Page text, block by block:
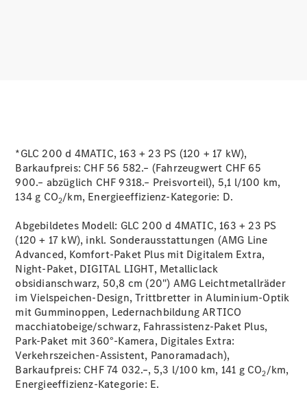
Versicherung
Mercedes-
Benz Rent
Mercedes-
Benz Apps
2G und 3G
Netzabschaltung
Betriebsanleitungen
Support &
Kontakt
*GLC 200 d 4MATIC, 163 + 23 PS (120 + 17 kW),
Barkaufpreis: CHF 56 582.– (Fahrzeugwert CHF 65
900.– abzüglich CHF 9318.– Preisvorteil), 5,1 l/100 km,
134 g CO2/km, Energieeffizienz-Kategorie: D.
Abgebildetes Modell: GLC 200 d 4MATIC, 163 + 23 PS
(120 + 17 kW), inkl. Sonderausstattungen (AMG Line
Advanced, Komfort-Paket Plus mit Digitalem Extra,
Night-Paket, DIGITAL LIGHT, Metalliclack
obsidianschwarz, 50,8 cm (20") AMG Leichtmetallräder
im Vielspeichen-Design, Trittbretter in Aluminium-Optik
mit Gumminoppen, Ledernachbildung ARTICO
macchiatobeige/schwarz, Fahrassistenz-Paket Plus,
Park-Paket mit 360°-Kamera, Digitales Extra:
Verkehrszeichen-Assistent, Panoramadach),
Barkaufpreis: CHF 74 032.–, 5,3 l/100 km, 141 g CO2/km,
Energieeffizienz-Kategorie: E.